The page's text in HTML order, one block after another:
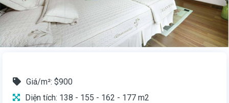
Giá/m²: $900
Diện tích: 138 - 155 - 162 - 177 m2